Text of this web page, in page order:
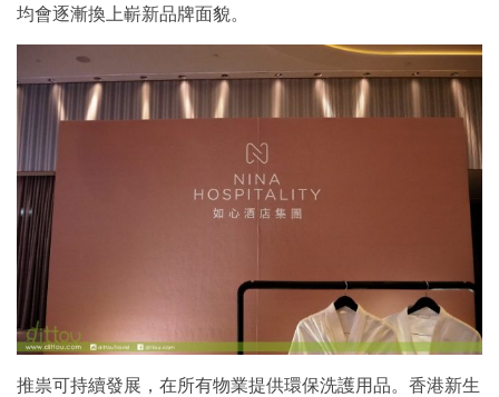
均會逐漸換上嶄新品牌面貌。
推祟可持續發展，在所有物業提供環保洗護用品。香港新生